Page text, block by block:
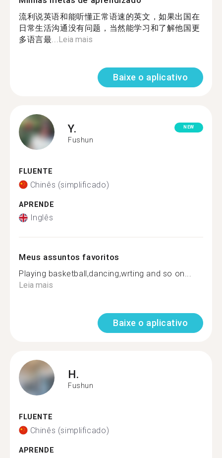
流利说英语和能听懂正常语速的英文，如果出国在
日常生活沟通没有问题，当然能学习和了解他国更
多语言最...Leia mais
Baixe o aplicativo
Y.
Fushun
NEW
FLUENTE
Chinês (simplificado)
APRENDE
Inglês
Meus assuntos favoritos
Playing basketball,dancing,wrting and so on...
Leia mais
Baixe o aplicativo
H.
Fushun
FLUENTE
Chinês (simplificado)
APRENDE